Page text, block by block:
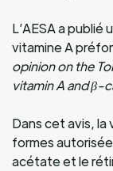
L’AESA a publié
vitamine A
opinion on the
vitamin A and β-
Dans cet avis,
formes
acétate et le